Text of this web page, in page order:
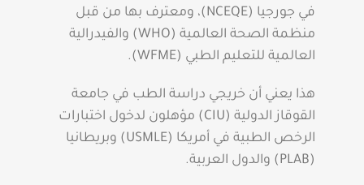
في جورجيا (NCEQE)، ومعترف بها من قبل
منظمة الصحة العالمية (WHO) والفيدرالية
العالمية للتعليم الطبي (WFME).
هذا يعني أن خريجي دراسة الطب في جامعة
القوقاز الدولية (CIU) مؤهلون لدخول اختبارات
الرخص الطبية في أمريكا (USMLE) وبريطانيا
(PLAB) والدول العربية.